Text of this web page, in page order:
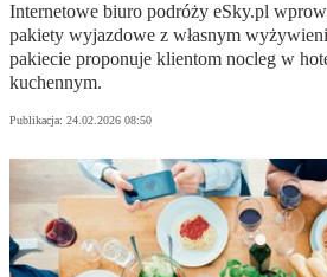
Internetowe biuro podróży eSky.pl
pakiety wyjazdowe z własnym
pakiecie proponuje klientom nocleg w
kuchennym.
Publikacja: 24.02.2026 08:50